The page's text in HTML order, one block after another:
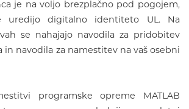
je na voljo brezplačno pod pogojem,
uredijo digitalno identiteto UL. Na
se nahajajo navodila za pridobitev
in navodila za namestitev na vaš osebni
programske opreme MATLAB